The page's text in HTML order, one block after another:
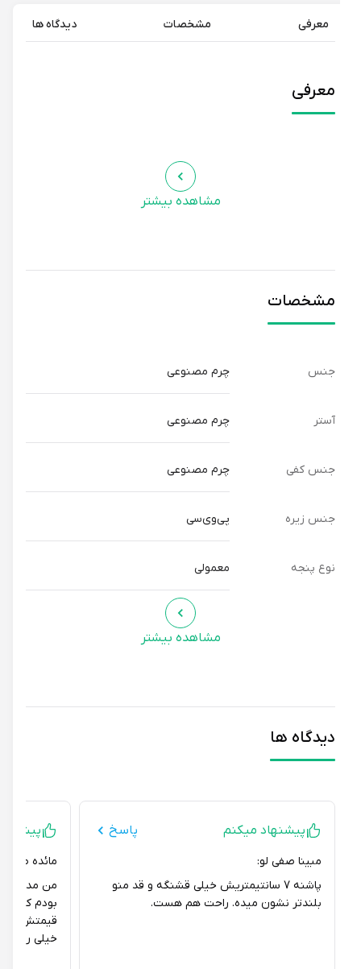
معرفی مشخصات دیدگاه ها
معرفی
مشاهده بیشتر
مشخصات
جنس چرم مصنوعی
آستر چرم مصنوعی
جنس کفی چرم مصنوعی
جنس زیره پی‌وی‌سی
نوع پنجه معمولی
مشاهده بیشتر
دیدگاه ها
پیشنهاد میکنم پاسخ
مبینا صفی لو:
پاشنه 7 سانتیمتریش خیلی قشنگه و قد منو
بلندتر نشون میده. راحت هم هست.
پیشنهاد
مائده طاهریان:
من مدتها
بودم که هم
قیمتش مناسب
خیلی راضیم.